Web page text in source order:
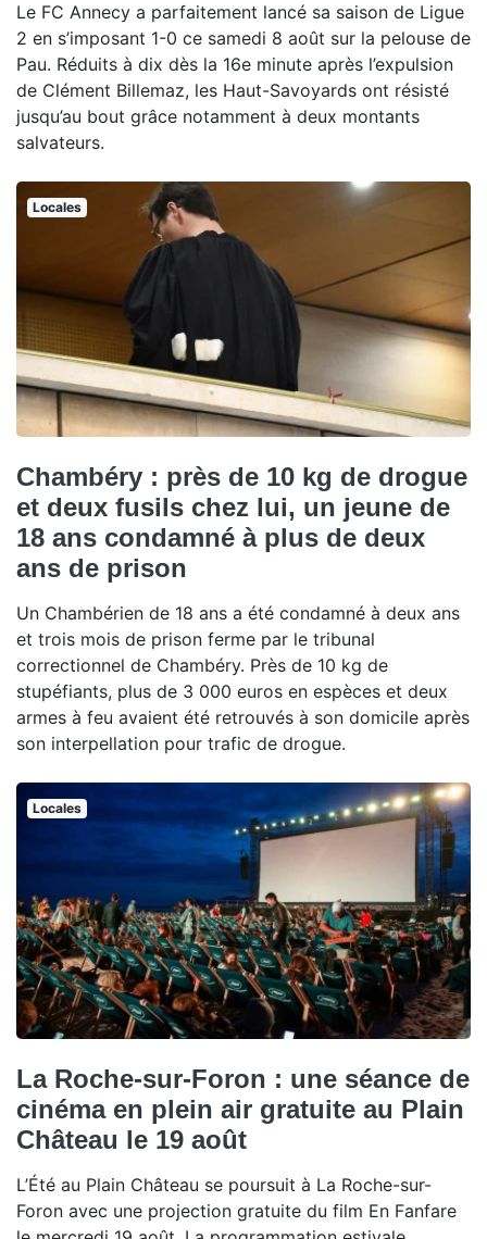
Le FC Annecy a parfaitement lancé sa saison de Ligue
2 en s’imposant 1-0 ce samedi 8 août sur la pelouse de
Pau. Réduits à dix dès la 16e minute après l’expulsion
de Clément Billemaz, les Haut-Savoyards ont résisté
jusqu’au bout grâce notamment à deux montants
salvateurs.
Locales
Chambéry : près de 10 kg de drogue
et deux fusils chez lui, un jeune de
18 ans condamné à plus de deux
ans de prison
Un Chambérien de 18 ans a été condamné à deux ans
et trois mois de prison ferme par le tribunal
correctionnel de Chambéry. Près de 10 kg de
stupéfiants, plus de 3 000 euros en espèces et deux
armes à feu avaient été retrouvés à son domicile après
son interpellation pour trafic de drogue.
Locales
La Roche-sur-Foron : une séance de
cinéma en plein air gratuite au Plain
Château le 19 août
L’Été au Plain Château se poursuit à La Roche-sur-
Foron avec une projection gratuite du film En Fanfare